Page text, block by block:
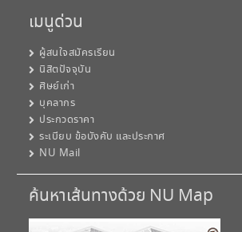
เมนูด่วน
ผู้สนใจสมัครเรียน
นิสิตปัจจุบัน
ศิษย์เก่า
บุคลากร
ประกวดราคา
ระเบียบ ข้อบังคับ และประกาศ
NU Mail
ค้นหาเส้นทางด้วย NU Map